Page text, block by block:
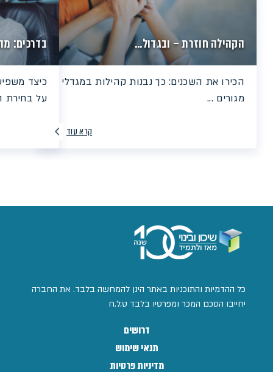
הקהילה חוזרת – ובגדול...
הכירו את השכנים: כך נבנות קהילות במגדלי
מגורים ...
קרא עוד
בדרכים:
כיצד
על בחירת
כל ההדמיות והתוכניות באתר הינן להמחשה בלבד. את החברה
יחייבו הסכם המכר ומפרטיו בלבד ט.ל.ח
דרושים
תנאי שימוש
מדיניות פרטיות